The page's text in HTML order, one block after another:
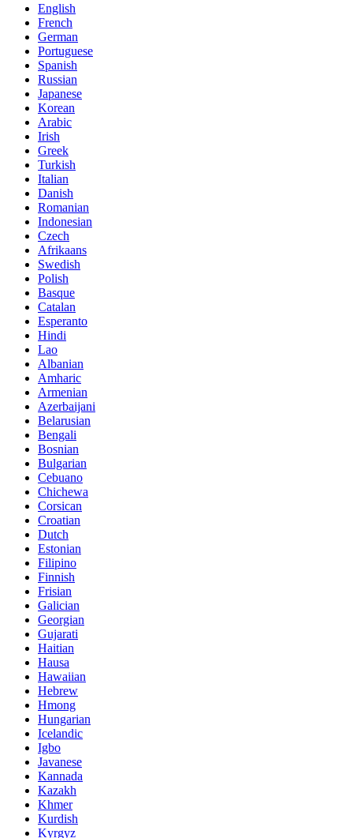
English
French
German
Portuguese
Spanish
Russian
Japanese
Korean
Arabic
Irish
Greek
Turkish
Italian
Danish
Romanian
Indonesian
Czech
Afrikaans
Swedish
Polish
Basque
Catalan
Esperanto
Hindi
Lao
Albanian
Amharic
Armenian
Azerbaijani
Belarusian
Bengali
Bosnian
Bulgarian
Cebuano
Chichewa
Corsican
Croatian
Dutch
Estonian
Filipino
Finnish
Frisian
Galician
Georgian
Gujarati
Haitian
Hausa
Hawaiian
Hebrew
Hmong
Hungarian
Icelandic
Igbo
Javanese
Kannada
Kazakh
Khmer
Kurdish
Kyrgyz